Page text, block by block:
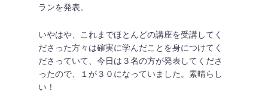
ランを発表。
いやはや、これまでほとんどの講座を受講してく
ださった方々は確実に学んだことを身につけてく
ださっていて、今日は３名の方が発表してくださ
ったので、１が３０になっていました。素晴らし
い！